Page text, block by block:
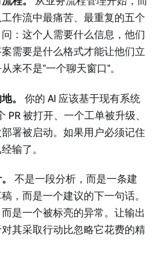
作流中最痛苦、最重复的五个
：这个人需要什么信息，他们
需要是什么格式才能让他们立
来不是"一个聊天窗口"。
。
你的 AI 应该基于现有系统
被打开、一个工单被升级、
署被启动。如果用户必须记住
输了。
不是一段分析，而是一条建
，而是一个建议的下一句话。
是一个被标亮的异常。让输出
其采取行动比忽略它花费的精